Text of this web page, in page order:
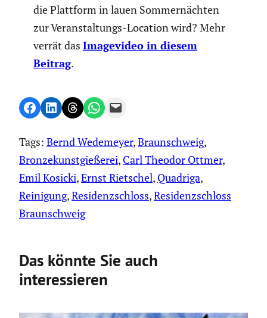
die Plattform in lauen Sommer­nächten
zur Veran­stal­tungs-Location wird? Mehr
verrät das Image­video in diesem
Beitrag.
Share on Facebook
Share on LinkedIn
Share on Threads
Share on WhatsApp
Email this Page
Tags: Bernd Wedemeyer, Braunschweig
Bronzekunstgießerei, Carl Theodor Ottmer
Emil Kosicki, Ernst Rietschel, Quadriga
Reinigung, Residenzschloss, Residenzschloss
Braunschweig
Das könnte Sie auch
interessieren